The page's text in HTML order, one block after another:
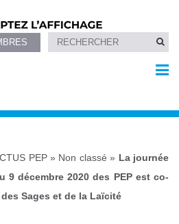
PEP» Non classé » La journée
décembre 2020 des PEP est co-
Sages et de la Laïcité